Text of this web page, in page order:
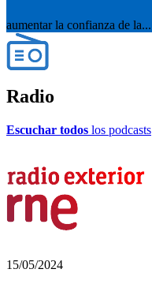
aumentar la confianza de la...
Radio
Escuchar todos los podcasts
15/05/2024